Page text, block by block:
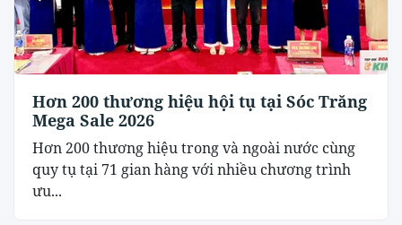
Hơn 200 thương hiệu hội tụ tại Sóc Trăng
Mega Sale 2026
Hơn 200 thương hiệu trong và ngoài nước cùng
quy tụ tại 71 gian hàng với nhiều chương trình
ưu...